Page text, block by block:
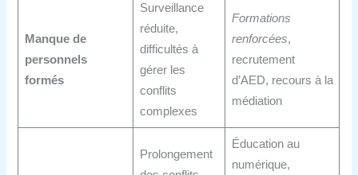
Manque de
personnels
formés
Surveillance
réduite,
difficultés à
gérer les
conflits
complexes
Formations
renforcées,
recrutement
d’AED, recours à la
médiation
Prolongement
Éducation au
numérique,